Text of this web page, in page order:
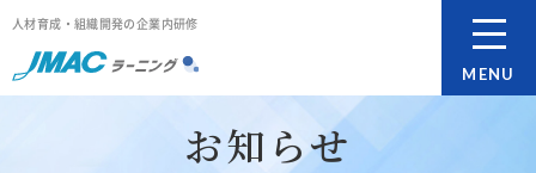
人材育成・組織開発の企業内研修
MENU
お知らせ